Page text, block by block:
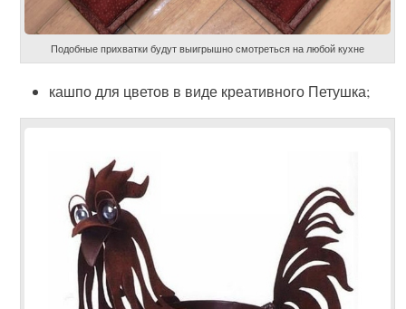
Подобные прихватки будут выигрышно смотреться на любой кухне
кашпо для цветов в виде креативного Петушка;